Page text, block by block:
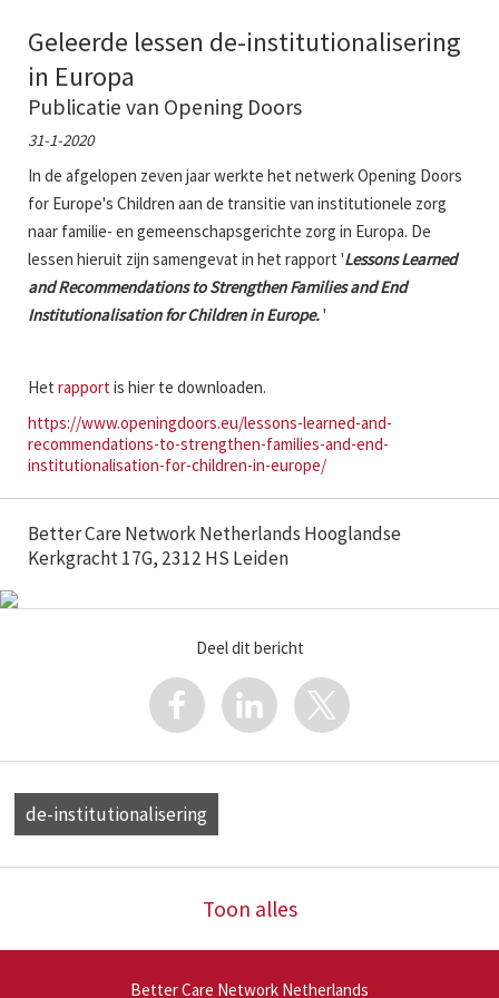
Geleerde lessen de-institutionalisering
in Europa
Publicatie van Opening Doors
31-1-2020
In de afgelopen zeven jaar werkte het netwerk Opening Doors
for Europe's Children aan de transitie van institutionele zorg
naar familie- en gemeenschapsgerichte zorg in Europa. De
lessen hieruit zijn samengevat in het rapport 'Lessons Learned
and Recommendations to Strengthen Families and End
Institutionalisation for Children in Europe.'
Het rapport is hier te downloaden.
https://www.openingdoors.eu/lessons-learned-and-
recommendations-to-strengthen-families-and-end-
institutionalisation-for-children-in-europe/
Better Care Network Netherlands Hooglandse
Kerkgracht 17G, 2312 HS Leiden
Deel dit bericht
de-institutionalisering
Toon alles
Better Care Network Netherlands